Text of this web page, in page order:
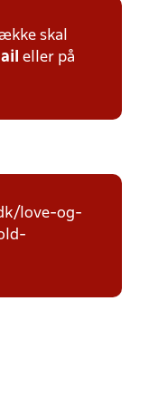
skal
eller på
love-og-